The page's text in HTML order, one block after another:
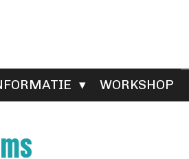
WORKSHOP